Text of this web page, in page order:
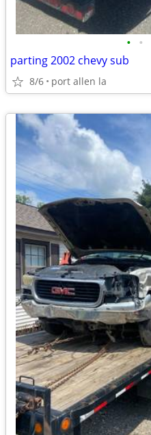
• •
parting 2002 chevy sub
8/6 port allen la